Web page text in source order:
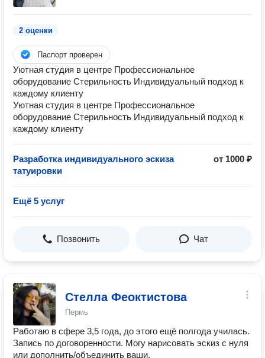
2 оценки
Паспорт проверен
Уютная студия в центре Профессиональное
оборудование Стерильность Индивидуальный подход к
каждому клиенту
Уютная студия в центре Профессиональное
оборудование Стерильность Индивидуальный подход к
каждому клиенту
Разработка индивидуального эскиза
татуировки
от 1000 ₽
Ещё 5 услуг
Позвонить Чат
Стелла Феоктистова
Пермь
Работаю в сфере 3,5 года, до этого ещё полгода училась.
Запись по договоренности. Могу нарисовать эскиз с нуля
или дополнить/объединить ваши.